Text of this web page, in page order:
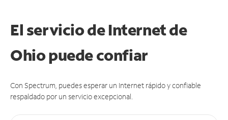
El servicio de Internet de
Ohio puedeconfiar
Con Spectrum, puedes esperar un Internet rápido y confiable
respaldado por un servicio excepcional.